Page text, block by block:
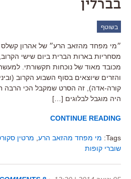
בברלין
בשוטף
״מי מפחד מהזאב הרע״ של אהרון קשלס
מסחריות בארות הברית ביום שישי
מכובד מאוד של נוכחות תקשורתי.
והזרים שיוצאים בסוף השבוע הקרוב
קורה-אדה), זה הסרט שמקבל הכי הרבה
היה מוגבל לבלוגים […]
CONTINUE READING
Tags: מי מפחד מהזאב הרע מרטין
שוברי קופות